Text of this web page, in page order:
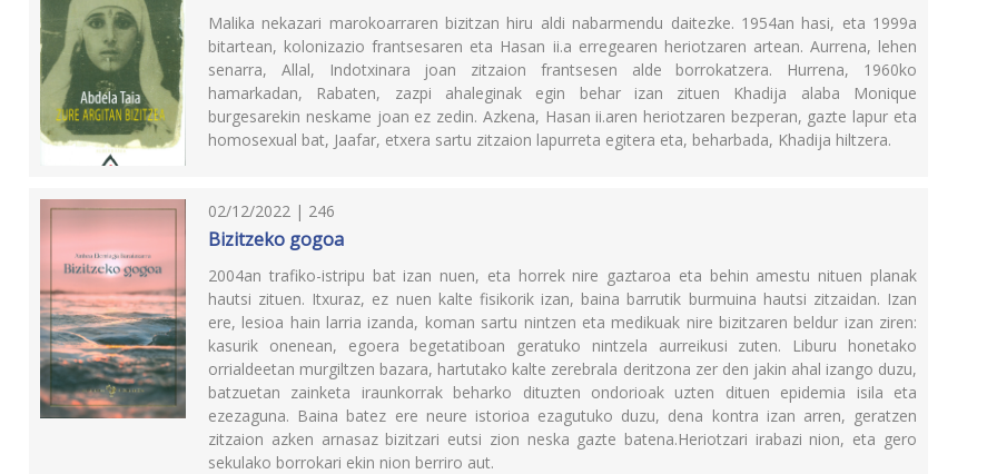
Malika nekazari marokoarraren bizitzan hiru aldi nabarmendu daitezke. 1954an hasi, eta 1999a
bitartean, kolonizazio frantsesaren eta Hasan ii.a erregearen heriotzaren artean. Aurrena, lehen
senarra, Allal, Indotxinara joan zitzaion frantsesen alde borrokatzera. Hurrena, 1960ko
hamarkadan, Rabaten, zazpi ahaleginak egin behar izan zituen Khadija alaba Monique
burgesarekin neskame joan ez zedin. Azkena, Hasan ii.aren heriotzaren bezperan, gazte lapur eta
homosexual bat, Jaafar, etxera sartu zitzaion lapurreta egitera eta, beharbada, Khadija hiltzera.
02/12/2022 | 246
Bizitzeko gogoa
2004an trafiko-istripu bat izan nuen, eta horrek nire gaztaroa eta behin amestu nituen planak
hautsi zituen. Itxuraz, ez nuen kalte fisikorik izan, baina barrutik burmuina hautsi zitzaidan. Izan
ere, lesioa hain larria izanda, koman sartu nintzen eta medikuak nire bizitzaren beldur izan ziren:
kasurik onenean, egoera begetatiboan geratuko nintzela aurreikusi zuten. Liburu honetako
orrialdeetan murgiltzen bazara, hartutako kalte zerebrala deritzona zer den jakin ahal izango duzu,
batzuetan zainketa iraunkorrak beharko dituzten ondorioak uzten dituen epidemia isila eta
ezezaguna. Baina batez ere neure istorioa ezagutuko duzu, dena kontra izan arren, geratzen
zitzaion azken arnasaz bizitzari eutsi zion neska gazte batena.Heriotzari irabazi nion, eta gero
sekulako borrokari ekin nion berriro aut.